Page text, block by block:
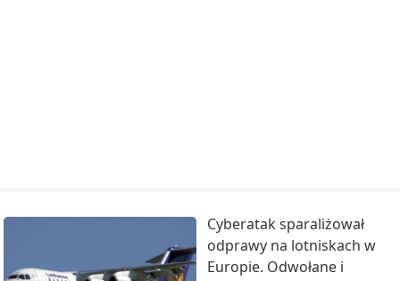
Cyberatak sparaliżował
odprawy na lotniskach w
Europie. Odwołane i